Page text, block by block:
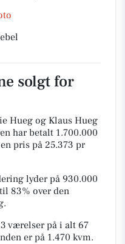
solgt for
Hueg og Klaus Hueg
har betalt 1.700.000
pris på 25.373 pr
lyder på 930.000
83% over den
værelser på i alt 67
er på 1.470 kvm.